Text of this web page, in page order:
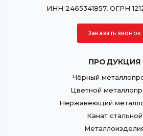
ИНН 2465341857, ОГРН
Заказать звонок
ПРОДУКЦИЯ
Чёрный
Цветной
Нержавеющий
Канат стальной